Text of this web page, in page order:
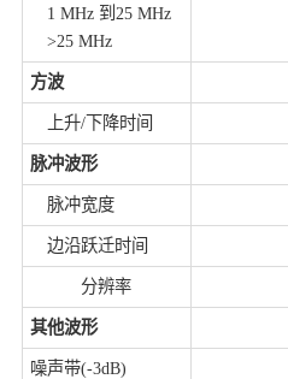
1 MHz 到25 MHz
>25 MHz
方波
上升/下降时间
脉冲波形
脉冲宽度
边沿跃迁时间
分辨率
其他波形
噪声带(-3dB)